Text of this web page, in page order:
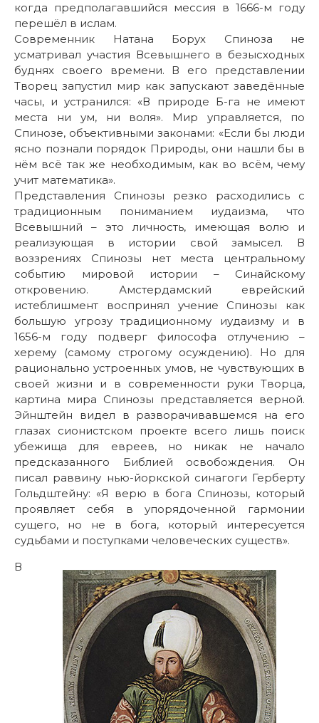
когда предполагавшийся мессия в 1666-м году
перешёл в ислам.
Современник Натана Борух Спиноза не
усматривал участия Всевышнего в безысходных
буднях своего времени. В его представлении
Творец запустил мир как запускают заведённые
часы, и устранился: «В природе Б-га не имеют
места ни ум, ни воля». Мир управляется, по
Спинозе, объективными законами: «Если бы люди
ясно познали порядок Природы, они нашли бы в
нём всё так же необходимым, как во всём, чему
учит математика».
Представления Спинозы резко расходились с
традиционным пониманием иудаизма, что
Всевышний – это личность, имеющая волю и
реализующая в истории свой замысел. В
воззрениях Спинозы нет места центральному
событию мировой истории – Синайскому
откровению. Амстердамский еврейский
истеблишмент воспринял учение Спинозы как
большую угрозу традиционному иудаизму и в
1656-м году подверг философа отлучению –
херему (самому строгому осуждению). Но для
рационально устроенных умов, не чувствующих в
своей жизни и в современности руки Творца,
картина мира Спинозы представляется верной.
Эйнштейн видел в разворачивавшемся на его
глазах сионистском проекте всего лишь поиск
убежища для евреев, но никак не начало
предсказанного Библией освобождения. Он
писал раввину нью-йоркской синагоги Герберту
Гольдштейну: «Я верю в бога Спинозы, который
проявляет себя в упорядоченной гармонии
сущего, но не в бога, который интересуется
судьбами и поступками человеческих существ».
В